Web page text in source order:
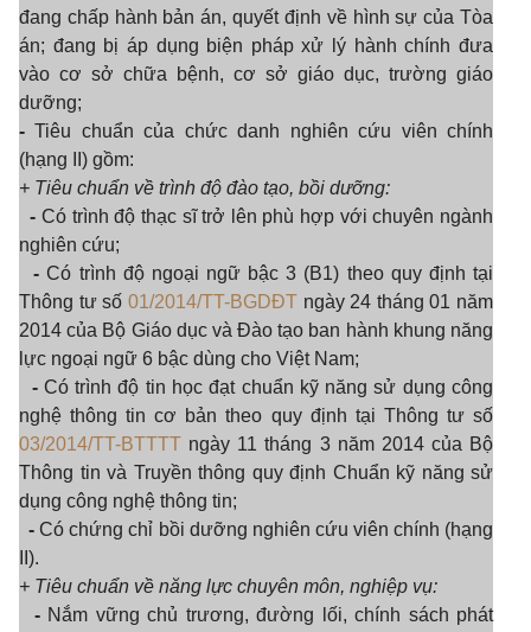
đang chấp hành bản án, quyết định về hình sự của Tòa
án; đang bị áp dụng biện pháp xử lý hành chính đưa
vào cơ sở chữa bệnh, cơ sở giáo dục, trường giáo
dưỡng;
- Tiêu chuẩn của chức danh nghiên cứu viên chính
(hạng II) gồm:
+ Tiêu chuẩn về trình độ đào tạo, bồi dưỡng:
- Có trình độ thạc sĩ trở lên phù hợp với chuyên ngành
nghiên cứu;
- Có trình độ ngoại ngữ bậc 3 (B1) theo quy định tại
Thông tư số 01/2014/TT-BGDĐTngày 24 tháng 01 năm
2014 của Bộ Giáo dục và Đào tạo ban hành khung năng
lực ngoại ngữ 6 bậc dùng cho Việt Nam;
-Có trình độ tin học đạt chuẩn kỹ năng sử dụng công
nghệ thông tin cơ bản theo quy định tại Thông tư số
03/2014/TT-BTTTT ngày 11 tháng 3 năm 2014 của Bộ
Thông tin và Truyền thông quy định Chuẩn kỹ năng sử
dụng công nghệ thông tin;
- Có chứng chỉ bồi dưỡng nghiên cứu viên chính (hạng
II).
+ Tiêu chuẩn về năng lực chuyên môn, nghiệp vụ:
-Nắm vững chủ trương, đường lối, chính sách phát